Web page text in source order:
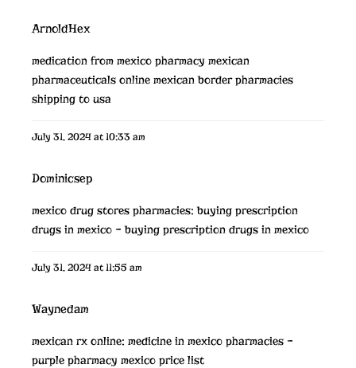
ArnoldHex
medication from mexico pharmacy mexican
pharmaceuticals online mexican border pharmacies
shipping to usa
July 31, 2024 at 10:33 am
Dominicsep
mexico drug stores pharmacies:buying prescription
drugs in mexico – buying prescription drugs in mexico
July 31, 2024 at 11:55 am
Waynedam
mexican rx online: medicine in mexico pharmacies –
purple pharmacy mexico price list